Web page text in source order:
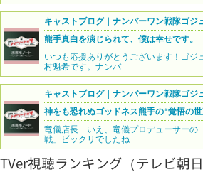
キャストブログ｜ナンバーワン戦隊ゴジ
熊手真白を演じられて、僕は幸せです。
いつも応援ありがとうございます！ゴジ
村魁希です。ナンバ
キャストブログ｜ナンバーワン戦隊ゴジ
神をも恐れぬゴッドネス熊手の“覚悟の世
竜儀店長…いえ、竜儀プロデューサーの
戦」ビックリでしたね
TVer視聴ランキング（テレビ朝日